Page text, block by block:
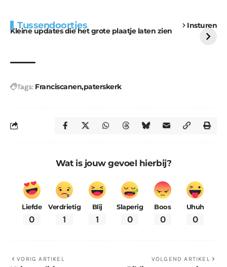
Tussendoortjes Insturen
Kleine updates die het grote plaatje laten zien
voor kabouters
uitdaging
Tags: Franciscanenpaterskerk
Wat is jouw gevoel hierbij?
Liefde
0
Verdrietig
1
Blij
1
Slaperig
0
Boos
0
Uhuh
0
VORIG ARTIKEL VOLGEND ARTIKEL